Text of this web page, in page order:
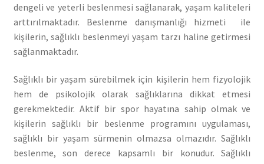
dengeli ve yeterli beslenmesi sağlanarak, yaşam kaliteleri
arttırılmaktadır. Beslenme danışmanlığı hizmeti ile
kişilerin, sağlıklı beslenmeyi yaşam tarzı haline getirmesi
sağlanmaktadır.
Sağlıklı bir yaşam sürebilmek için kişilerin hem fizyolojik
hem de psikolojik olarak sağlıklarına dikkat etmesi
gerekmektedir. Aktif bir spor hayatına sahip olmak ve
kişilerin sağlıklı bir beslenme programını uygulaması,
sağlıklı bir yaşam sürmenin olmazsa olmazıdır. Sağlıklı
beslenme, son derece kapsamlı bir konudur. Sağlıklı